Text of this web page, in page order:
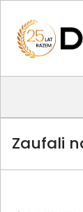
Zaufali